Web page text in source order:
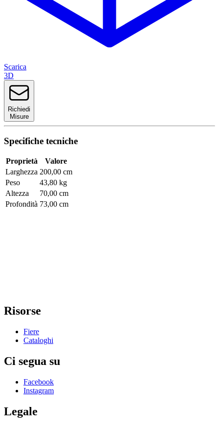
Scarica
3D
Richiedi
Misure
Specifiche tecniche
Proprietà
Valore
Larghezza 200,00 cm
Peso
43,80 kg
Altezza
70,00 cm
Profondità 73,00 cm
Risorse
Fiere
Cataloghi
Ci segua su
Facebook
Instagram
Legale